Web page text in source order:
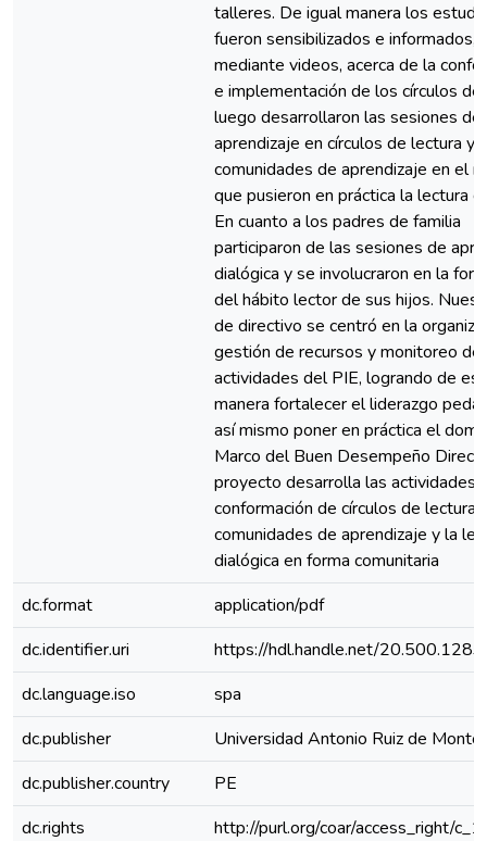
talleres. De igual manera los
fueron sensibilizados e informados,
mediante videos, acerca de la
e implementación de los círculos de
luego desarrollaron las sesiones de
aprendizaje en círculos de lectura y
comunidades de aprendizaje en el
que pusieron en práctica la lectura
En cuanto a los padres de familia
participaron de las sesiones de
dialógica y se involucraron en la
del hábito lector de sus hijos.
de directivo se centró en la
gestión de recursos y monitoreo de
actividades del PIE, logrando de
manera fortalecer el liderazgo
así mismo poner en práctica el
Marco del Buen Desempeño
proyecto desarrolla las actividades
conformación de círculos de lectura
comunidades de aprendizaje y la
dialógica en forma comunitaria
dc.format
application/pdf
dc.identifier.uri
https://hdl.handle.net/
dc.language.iso
spa
dc.publisher
Universidad Antonio Ruiz de
dc.publisher.country
PE
dc.rights
http://purl.org/coar/access_right/